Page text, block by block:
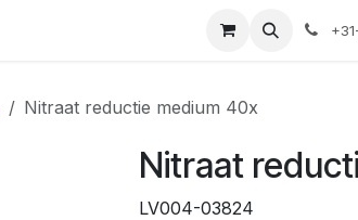
Klant worden
Nitraat reductie medium 40x
Nitraat
LV004-03824